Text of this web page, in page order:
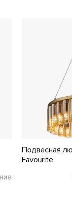
Подвесная
Favourite